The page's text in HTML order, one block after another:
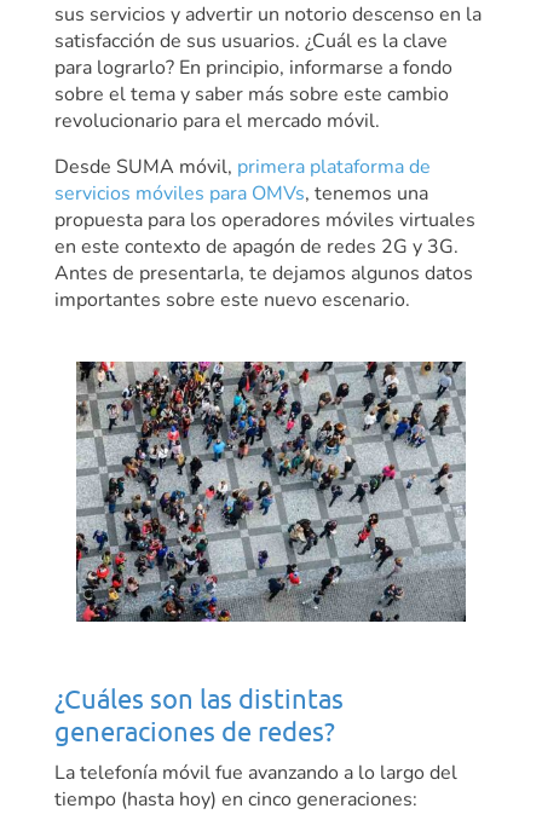
sus servicios y advertir un notorio descenso en la
satisfacción de sus usuarios. ¿Cuál es la clave
para lograrlo? En principio, informarse a fondo
sobre el tema y saber más sobre este cambio
revolucionario para el mercado móvil.
Desde SUMA móvil, primera plataforma de
servicios móviles para OMVs, tenemos una
propuesta para los operadores móviles virtuales
en este contexto de apagón de redes 2G y 3G.
Antes de presentarla, te dejamos algunos datos
importantes sobre este nuevo escenario.
¿Cuáles son las distintas
generaciones de redes?
La telefonía móvil fue avanzando a lo largo del
tiempo (hasta hoy) en cinco generaciones: